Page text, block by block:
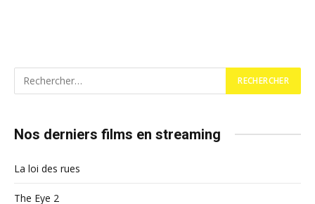
Nos derniers films en streaming
La loi des rues
The Eye 2